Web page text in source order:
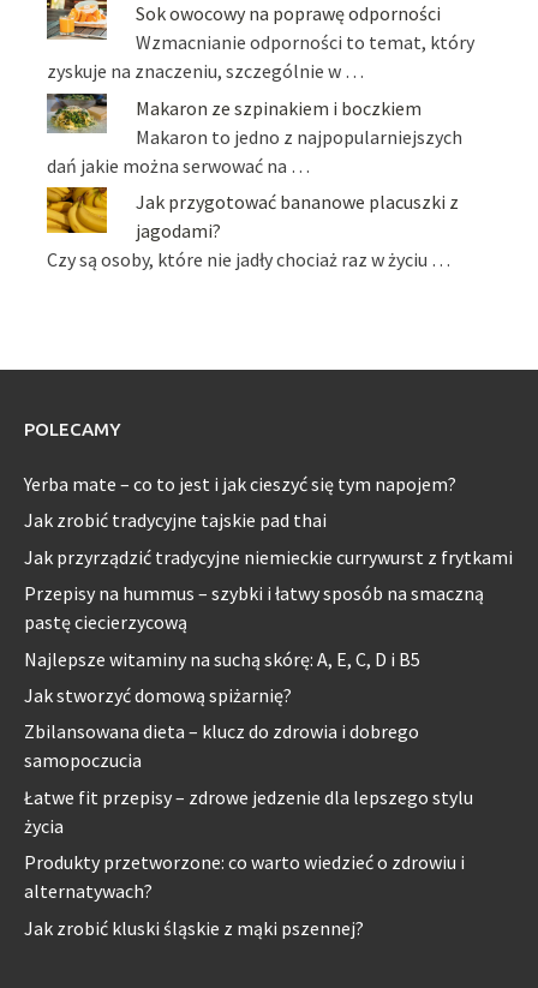
Sok owocowy na poprawę odporności
Wzmacnianie odporności to temat, który
zyskuje na znaczeniu, szczególnie w …
Makaron ze szpinakiem i boczkiem
Makaron to jedno z najpopularniejszych
dań jakie można serwować na …
Jak przygotować bananowe placuszki z
jagodami?
Czy są osoby, które nie jadły chociaż raz w życiu …
POLECAMY
Yerba mate – co to jest i jak cieszyć się tym napojem?
Jak zrobić tradycyjne tajskie pad thai
Jak przyrządzić tradycyjne niemieckie currywurst z frytkami
Przepisy na hummus – szybki i łatwy sposób na smaczną
pastę ciecierzycową
Najlepsze witaminy na suchą skórę: A, E, C, D i B5
Jak stworzyć domową spiżarnię?
Zbilansowana dieta – klucz do zdrowia i dobrego
samopoczucia
Łatwe fit przepisy – zdrowe jedzenie dla lepszego stylu
życia
Produkty przetworzone: co warto wiedzieć o zdrowiu i
alternatywach?
Jak zrobić kluski śląskie z mąki pszennej?